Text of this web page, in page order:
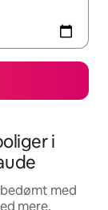
i
med
mere.